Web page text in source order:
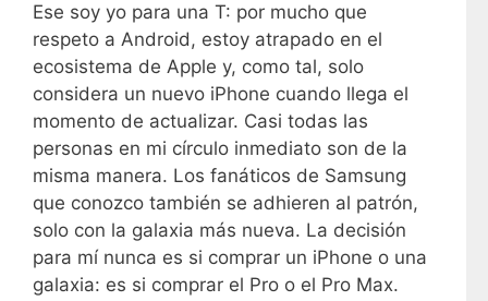
Ese soy yo para una T: por mucho que
respeto a Android, estoy atrapado en el
ecosistema de Apple y, como tal, solo
considera un nuevo iPhone cuando llega el
momento de actualizar. Casi todas las
personas en mi círculo inmediato son de la
misma manera. Los fanáticos de Samsung
que conozco también se adhieren al patrón,
solo con la galaxia más nueva. La decisión
para mí nunca es si comprar un iPhone o una
galaxia: es si comprar el Pro o el Pro Max.